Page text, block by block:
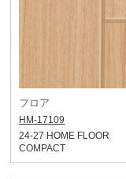
フロア
HM-17109
24-27 HOME FLOOR
COMPACT